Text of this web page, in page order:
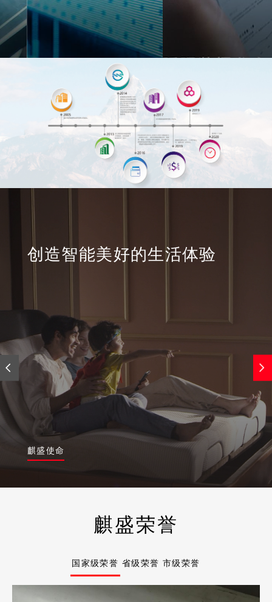
麒盛使命
创造智能美好的生活体验
麒盛荣誉
国家级荣誉 省级荣誉 市级荣誉